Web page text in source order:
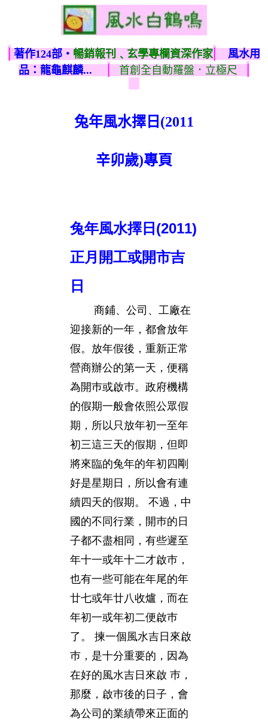
| 著作124部‧ 暢銷報刊﹑玄學專欄資深作家|
風水用
品：龍龜麒麟...
| 首創全自動羅盤．立極尺 |
兔年風水擇日(2011
辛卯歲)專頁
兔年風水擇日(2011)
正月開工或開市吉
日
商鋪、公司、工廠在
迎接新的一年，都會放年
假。放年假後，重新正常
營商辦公的第一天，便稱
為開巿或啟巿。政府機構
的假期一般會依照公眾假
期，所以只放年初一至年
初三這三天的假期，但即
將來臨的兔年的年初四剛
好是星期日，所以會有連
續四天的假期。 不過，中
國的不同行業，開巿的日
子都不盡相同，有些遲至
年十一或年十二才啟巿，
也有一些可能在年尾的年
廿七或年廿八收爐，而在
年初一或年初二便啟巿
了。 揀一個風水吉日來啟
巿，是十分重要的，因為
在好的風水吉日來啟 巿，
那麼，啟巿後的日子，會
為公司的業績帶來正面的